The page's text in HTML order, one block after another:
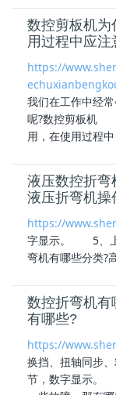
数控剪板机为
用过程中应注
https://
我们在工作中经
呢?数控剪板机
用，在使用过程
液压数控折弯
液压折弯机操
https://
字显示。 5、上
弯机有哪些分类?
数控折弯机有
有哪些?
https://
换挡、扭轴同步
节，数字显示